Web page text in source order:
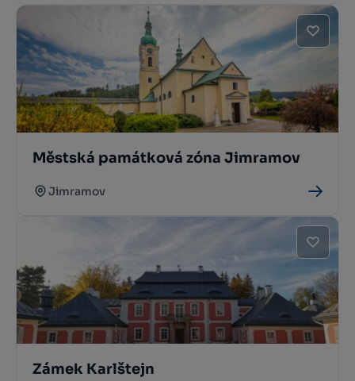
Městská památková zóna Jimramov
Jimramov
Zámek Karlštejn